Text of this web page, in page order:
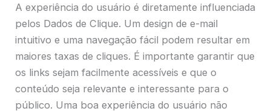
A experiência do usuário é diretamente influenciada
pelos Dados de Clique. Um design de e-mail
intuitivo e uma navegação fácil podem resultar em
maiores taxas de cliques. É importante garantir que
os links sejam facilmente acessíveis e que o
conteúdo seja relevante e interessante para o
público. Uma boa experiência do usuário não